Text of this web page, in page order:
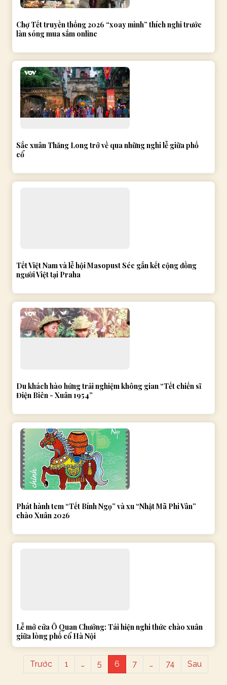
Chợ Tết truyền thống 2026 “xoay mình” thích nghi trước
làn sóng mua sắm online
Sắc xuân Thăng Long trở về qua những nghi lễ giữa phố
cổ
Tết Việt Nam và lễ hội Masopust Séc gắn kết cộng đồng
người Việt tại Praha
Du khách hào hứng trải nghiệm không gian “Tết chiến sĩ
Điện Biên - Xuân 1954”
Phát hành tem “Tết Bính Ngọ” và xu “Nhật Mã Phi Vân”
chào Xuân 2026
Lễ mở cửa Ô Quan Chưởng: Tái hiện nghi thức chào xuân
giữa lòng phố cổ Hà Nội
Trước 1 … 5 6 7 … 74 Sau